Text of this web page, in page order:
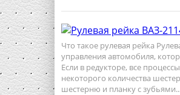
Что такое рулевая рейка
управления автомобиля,
Если в редукторе, все
некоторого количества
шестерню и планку с